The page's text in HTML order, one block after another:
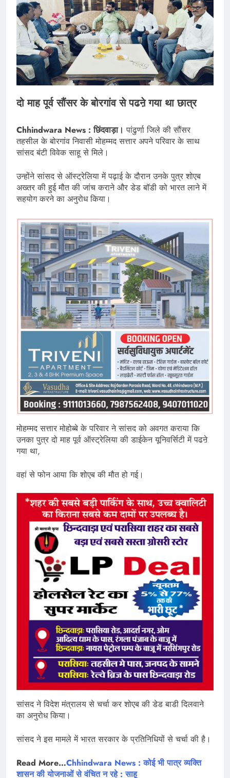
दो माह पूर्व सौंसर के बोरगांव से पढऩे गया था छात्र
Chhindwara News : छिंदवाड़ा। पांढुर्णा जिले की सौंसर
तहसील के बोरगांव निवासी मोहम्मद सत्तार अपने परिवार के साथ
सांसद बंटी विवेक साहू से मिले।
उन्होंने सांसद से ऑस्ट्रेलिया में पढ़ाई के दौरान उनके पुत्र शोएब
अख्तर की हुई मौत की जांच कराने और डेड बॉडी को भारत लाने में
सहयोग करने का अनुरोध किया।
मोहम्मद सत्तार मोहोब्बे के परिवार ने सांसद को अवगत कराया कि
उनका पुत्र दो माह पूर्व ऑस्ट्रेलिया की डाईकेन यूनिवर्सिटी में पढऩे
गया था,
वहां से फोन आया कि शोएब की मौत हो गई।
सांसद ने विदेश मंत्रालय से चर्चा कर शोएब की डेड बाडी दिलवाने
का अनुरोध किया।
सांसद ने इस मामले में भारत सरकार के प्रतिनिधियों से चर्चा की है।
Read More…Chhindwara News : कोई भी पात्र व्यक्ति
शासन की योजनाओं से वंचित न रहे : साहू